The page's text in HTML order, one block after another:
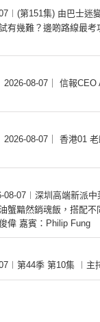
第151集) 由巴士迷
有幾難？邊啲路線最考
2026-08-07｜ 信報
2026-08-07｜ 香港01
08-07︱深圳高端新派
蟹黯然銷魂飯，搭配不
偉 嘉賓：Philip Fung
第44季 第10集 ︱主